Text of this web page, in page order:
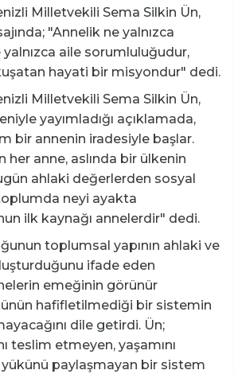
Milletvekili Sema Silkin Ün,
"Annelik ne yalnızca
aile sorumluluğudur,
hayati bir misyondur" dedi.
Milletvekili Sema Silkin Ün,
yayımladığı açıklamada,
bir annenin iradesiyle başlar.
her anne, aslında bir ülkenin
ahlaki değerlerden sosyal
neyi ayakta
ilk kaynağı annelerdir" dedi.
toplumsal yapının ahlaki ve
ifade eden
emeğinin görünür
hafifletilmediği bir sistemin
dile getirdi. Ün;
teslim etmeyen, yaşamını
yükünü paylaşmayan bir sistem